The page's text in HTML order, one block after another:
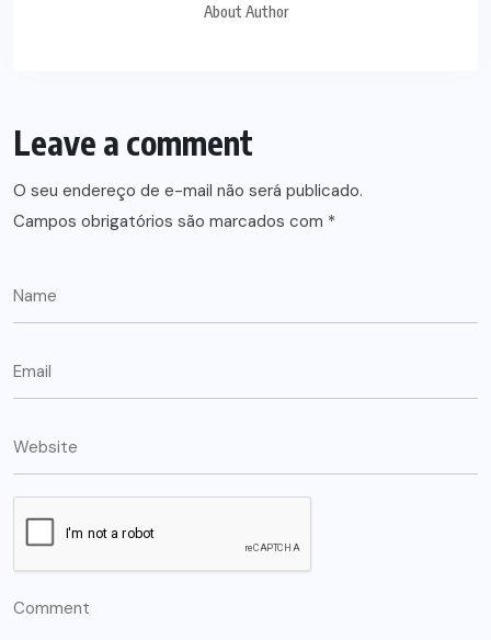
About Author
Leave a comment
O seu endereço de e-mail não será publicado.
Campos obrigatórios são marcados com *